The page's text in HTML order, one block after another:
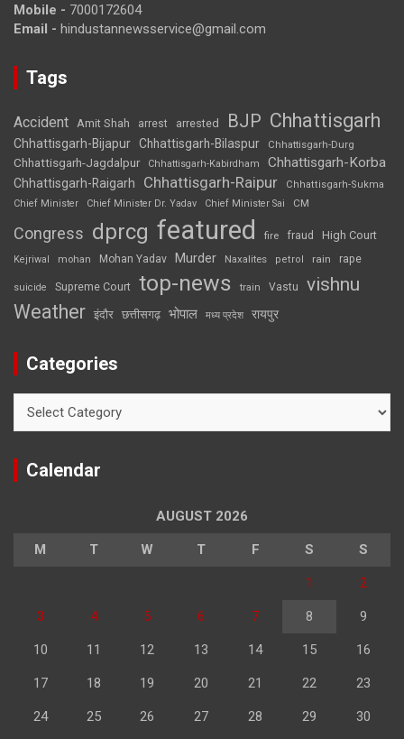
Mobile - 7000172604
Email - hindustannewsservice@gmail.com
Tags
Accident Amit Shah arrest arrested BJP Chhattisgarh
Chhattisgarh-Bijapur Chhattisgarh-Bilaspur Chhattisgarh-Durg
Chhattisgarh-Jagdalpur Chhattisgarh-Kabirdham Chhattisgarh-Korba
Chhattisgarh-Raigarh Chhattisgarh-Raipur
Chhattisgarh-Sukma
Chief Minister
Chief Minister Dr. Yadav Chief Minister Sai CM
Congress dprcg featured fire fraud High Court
Kejriwal mohan Mohan Yadav Murder Naxalites petrol rain rape
suicide Supreme Court top-news train Vastu vishnu
Weather इंदौर छत्तीसगढ़ भोपाल मध्य प्रदेश रायपुर
Categories
Calendar
AUGUST 2026
M T W T F S S
1 2
3 4 5 6 7 8 9
10 11 12 13 14 15 16
17 18 19 20 21 22 23
24 25 26 27 28 29 30